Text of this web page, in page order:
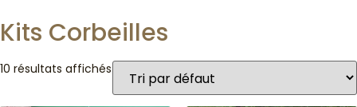
Kits Corbeilles
10 résultats affichés